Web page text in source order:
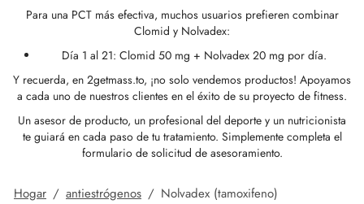
Para una PCT más efectiva, muchos usuarios prefieren combinar
Clomid y Nolvadex:
Día 1 al 21: Clomid 50 mg + Nolvadex 20 mg por día.
Y recuerda, en 2getmass.to, ¡no solo vendemos productos! Apoyamos
a cada uno de nuestros clientes en el éxito de su proyecto de fitness.
Un asesor de producto, un profesional del deporte y un nutricionista
te guiará en cada paso de tu tratamiento. Simplemente completa el
formulario de solicitud de asesoramiento.
Hogar / antiestrógenos / Nolvadex (tamoxifeno)
PHARMA 🇪🇺🌍
/ GENETIC 🇪🇺
🇪🇺
🇪🇺
/ PHARMACOM INT. 🌍
Inyectable (estanozolol)
(sibutramina)
De Estenbolona
Oral
(estanozolol) Oral
(L-Carnitina)
Beta TB-500
(Mounjaro)
GnRH
(USA)